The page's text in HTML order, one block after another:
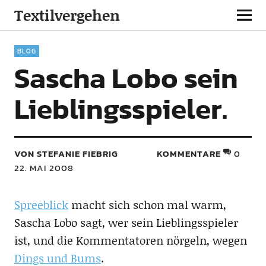
Textilvergehen
BLOG
Sascha Lobo sein
Lieblingsspieler.
VON STEFANIE FIEBRIG
22. MAI 2008
KOMMENTARE 0
Spreeblickmacht sich schon mal warm,
Sascha Lobo sagt, wer sein Lieblingsspieler
ist, und die Kommentatoren nörgeln, wegen
Dings und Bums.